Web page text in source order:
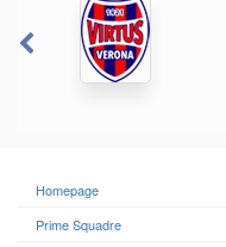
Homepage
Prime Squadre